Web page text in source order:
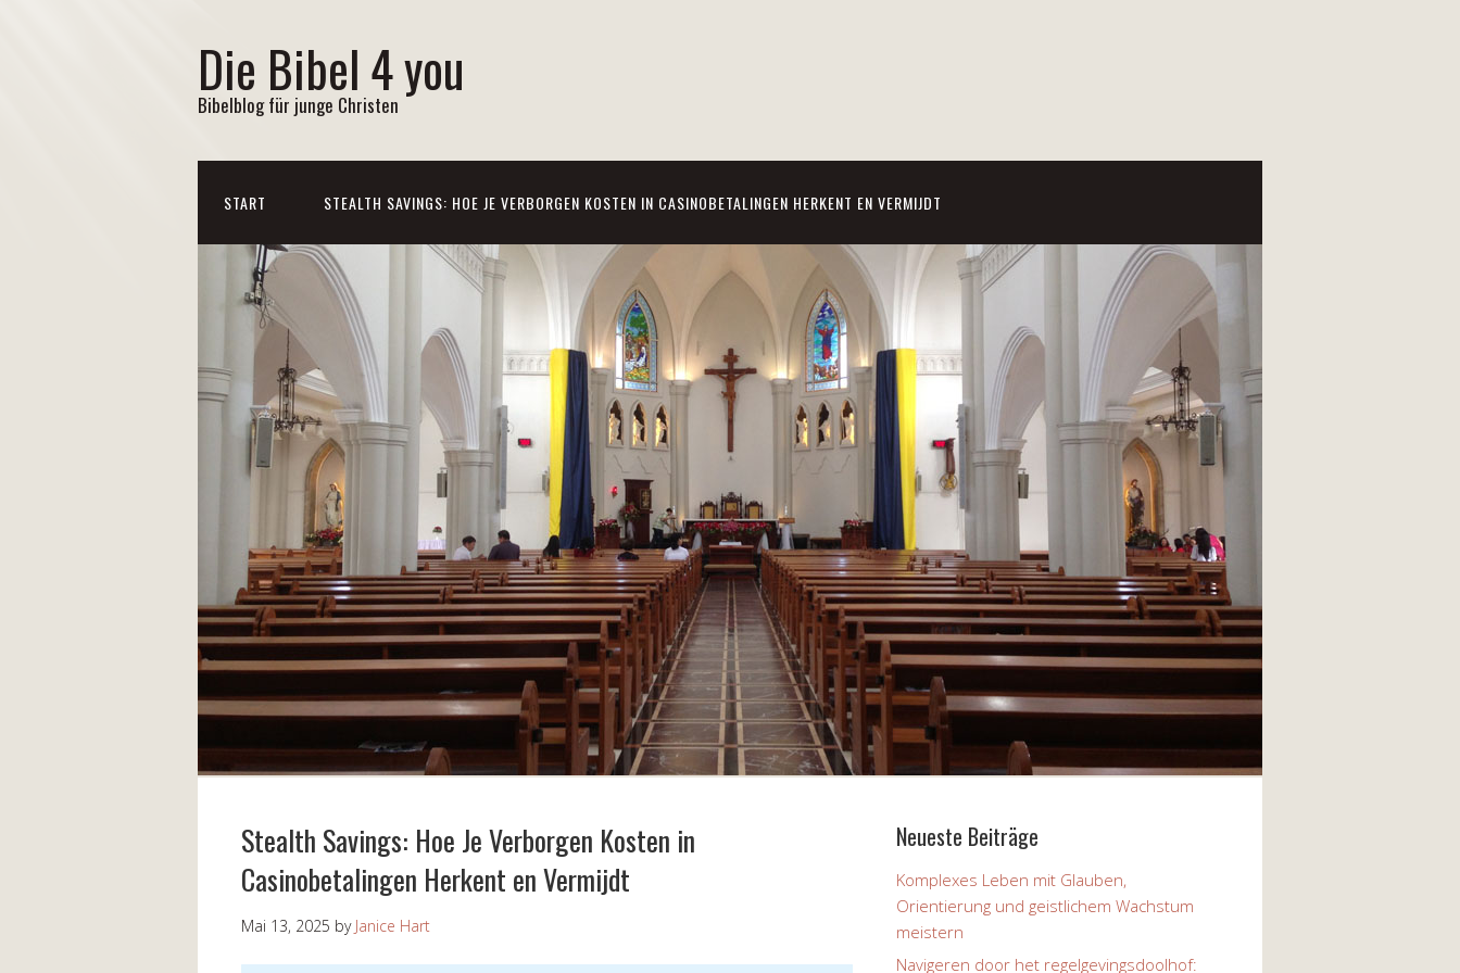
Die Bibel 4 you
Bibelblog für junge Christen
START STEALTH SAVINGS: HOE JE VERBORGEN KOSTEN IN CASINOBETALINGEN HERKENT EN VERMIJDT
Stealth Savings: Hoe Je Verborgen Kosten in
Casinobetalingen Herkent en Vermijdt
Mai 13, 2025 by Janice Hart
Neueste Beiträge
Komplexes Leben mit Glauben,
Orientierung und geistlichem Wachstum
meistern
Navigeren door het regelgevingsdoolhof: